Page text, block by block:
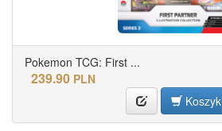
Pokemon TCG: First ...
239.90 PLN
Koszyk